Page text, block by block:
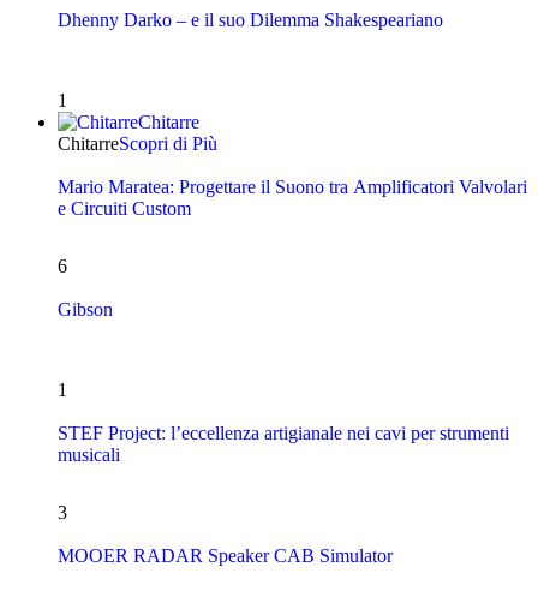
Dhenny Darko – e il suo Dilemma Shakespeariano
1
Chitarre
ChitarreScopri di Più
Mario Maratea: Progettare il Suono tra Amplificatori Valvolari
e Circuiti Custom
6
Gibson
1
STEF Project: l’eccellenza artigianale nei cavi per strumenti
musicali
3
MOOER RADAR Speaker CAB Simulator